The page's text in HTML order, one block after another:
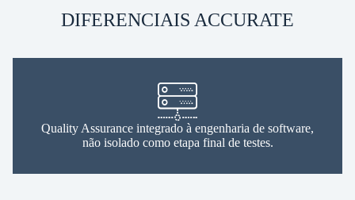
DIFERENCIAIS ACCURATE
Quality Assurance integrado à engenharia de software,
não isolado como etapa final de testes.